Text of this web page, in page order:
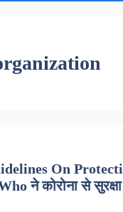
On
ने कोरोना से